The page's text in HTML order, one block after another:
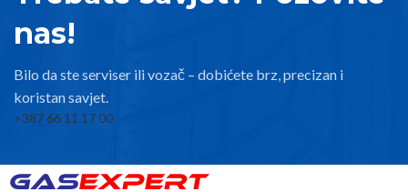
nas!
Bilo da ste serviser ili vozač – dobićete brz, precizan i
koristan savjet.
+387 66 11 17 00